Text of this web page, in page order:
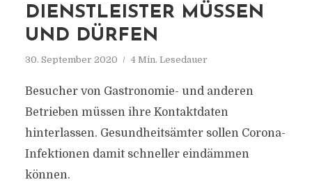
DIENSTLEISTER MÜSSEN
UND DÜRFEN
30. September 2020 4 Min. Lesedauer
Besucher von Gastronomie- und anderen
Betrieben müssen ihre Kontaktdaten
hinterlassen. Gesundheitsämter sollen Corona-
Infektionen damit schneller eindämmen
können.